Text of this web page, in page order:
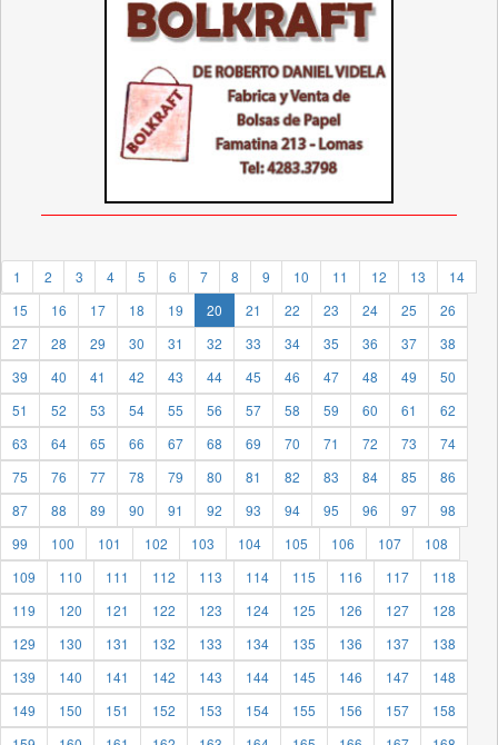
1 2 3 4 5 6 7 8 9 10 11 12 13
14
15
16 17 18 19 20 21 22 23 24 25
26
27
28 29 30 31 32 33 34 35 36 37
38
39
40 41 42 43 44 45 46 47 48 49
50
51
52 53 54 55 56 57 58 59 60 61
62
63
64 65 66 67 68 69 70 71 72 73
74
75
76 77 78 79 80 81 82 83 84 85
86
87
88 89 90 91 92 93 94 95 96 97
98
99
100 101 102 103 104 105 106 107
108
109
110 111 112 113 114 115 116 117
118
119
120 121 122 123 124 125 126 127
128
129
130 131 132 133 134 135 136 137
138
139
140 141 142 143 144 145 146 147
148
149
150 151 152 153 154 155 156 157
158